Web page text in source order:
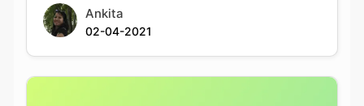
Ankita
02-04-2021